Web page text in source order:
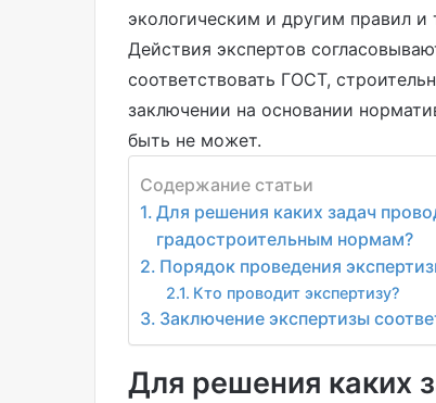
экологическим и другим правил и
Действия экспертов
соответствовать ГОСТ,
заключении на основании
быть не может.
Содержание статьи
Для решения каких задач
градостроительным нормам?
Порядок проведения
Кто проводит экспертизу?
Заключение экспертизы
Для решения каких